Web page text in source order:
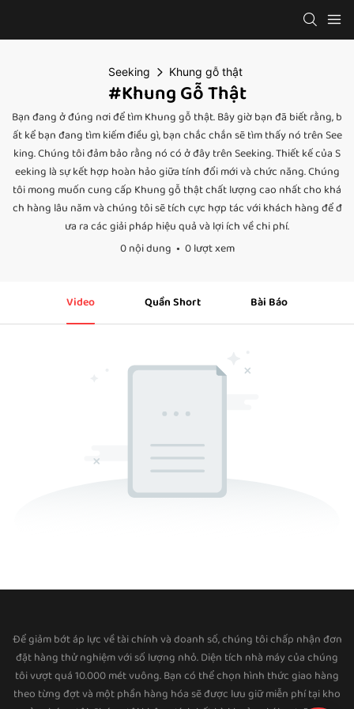
Seeking Khung gỗ thật
#Khung Gỗ Thật
Bạn đang ở đúng nơi để tìm Khung gỗ thật. Bây giờ bạn đã biết rằng, b
ất kể bạn đang tìm kiếm điều gì, bạn chắc chắn sẽ tìm thấy nó trên See
king. Chúng tôi đảm bảo rằng nó có ở đây trên Seeking. Thiết kế của S
eeking là sự kết hợp hoàn hảo giữa tính đổi mới và chức năng. Chúng
tôi mong muốn cung cấp Khung gỗ thật chất lượng cao nhất cho khá
ch hàng lâu năm và chúng tôi sẽ tích cực hợp tác với khách hàng để đ
ưa ra các giải pháp hiệu quả và lợi ích về chi phí.
0 nội dung
0 lượt xem
Video Quần Short Bài Báo
Để giảm bớt áp lực về tài chính và doanh số, chúng tôi chấp nhận đơn
đặt hàng thử nghiệm với số lượng nhỏ. Diện tích nhà máy của chúng
tôi vượt quá 10.000 mét vuông. Bạn có thể chọn hình thức giao hàng
theo từng đợt và một phần hàng hóa sẽ được lưu giữ miễn phí tại kho